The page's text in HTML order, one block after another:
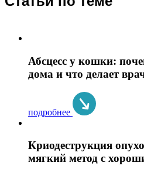
Абсцесс у кошки:
дома и что делает
подробнее
Криодеструкция
мягкий метод с